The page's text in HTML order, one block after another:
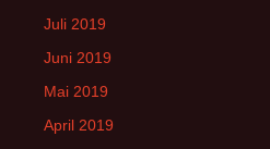
Juli 2019
Juni 2019
Mai 2019
April 2019